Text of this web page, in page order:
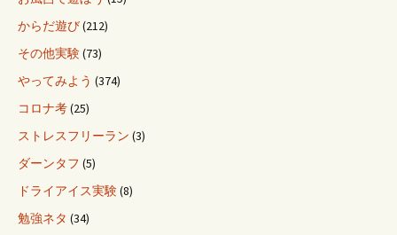
からだ遊び(212)
その他実験(73)
やってみよう (374)
コロナ考(25)
ストレスフリーラン (3)
ダーンタフ (5)
ドライアイス実験(8)
勉強ネタ (34)